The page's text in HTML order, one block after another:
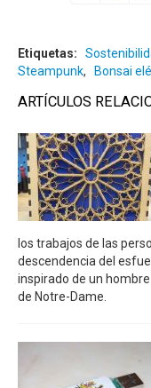
Etiquetas:
Steampunk, Bonsai
ARTÍCULOS
los trabajos de las
descendencia del
inspirado de un
de Notre-Dame.